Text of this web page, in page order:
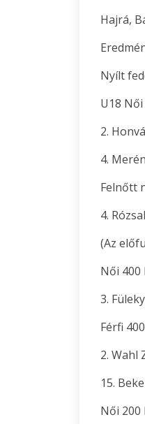
Hajrá,
Nyílt
U18
2.
4.
Felnőtt
4.
(Az
Női 400
3.
Férfi
2. Wahl
15.
Női 200